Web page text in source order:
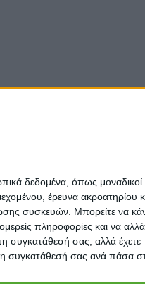
δεδομένα, όπως μοναδικοί
έρευνα ακροατηρίου
συσκευών. Μπορείτε να
πληροφορίες και να
σας, αλλά έχετε
συγκατάθεσή σας ανά πάσα